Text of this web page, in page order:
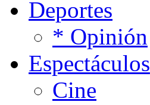
Deportes
* Opinión
Espectáculos
Cine